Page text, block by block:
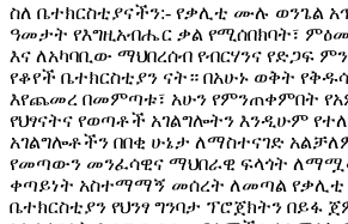
ስለ ቤተክርስቲያናችን:- የቃሊቲ ሙሉ ወንጌል
ዓመታት የእግዚአብሔር ቃል የሚሰበክባት፣
እና ለአካባቢው ማህበረሰብ የብርሃንና የድጋፍ
የቆየች ቤተክርስቲያን ናት። በአሁኑ ወቅት
እየጨመረ በመምጣቱ፣ አሁን የምንጠቀምበት
የህፃናትና የወጣቶች አገልግሎትን እንዲሁም
አገልግሎቶችን በበቂ ሁኔታ ለማስተናገድ
የመጣውን መንፈሳዊና ማህበራዊ ፍላጎት
ቀጣይነት አስተማማኝ መሰረት ለመጣል
ቤተክርስቲያን የህንፃ ግንባታ ፕሮጀክትን በይፋ